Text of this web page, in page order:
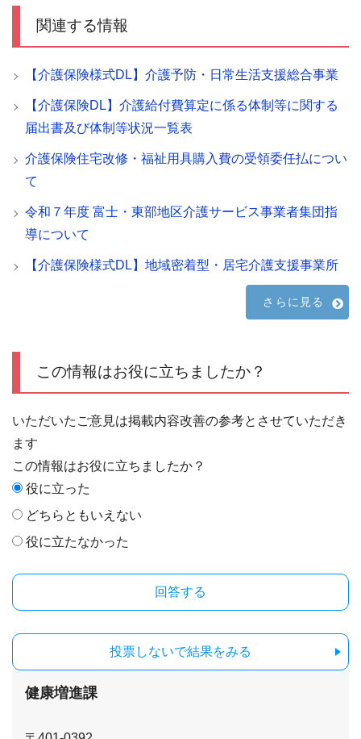
関連する情報
【介護保険様式DL】介護予防・日常生活支援総合事業
【介護保険DL】介護給付費算定に係る体制等に関する
届出書及び体制等状況一覧表
介護保険住宅改修・福祉用具購入費の受領委任払につい
て
令和７年度 富士・東部地区介護サービス事業者集団指
導について
【介護保険様式DL】地域密着型・居宅介護支援事業所
さらに見る
この情報はお役に立ちましたか？
いただいたご意見は掲載内容改善の参考とさせていただき
ます
この情報はお役に立ちましたか？
役に立った
どちらともいえない
役に立たなかった
投票しないで結果をみる
健康増進課